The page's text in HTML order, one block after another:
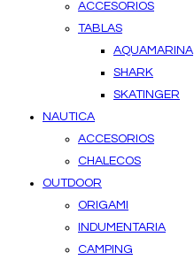
ACCESORIOS
TABLAS
AQUAMARINA
SHARK
SKATINGER
NAUTICA
ACCESORIOS
CHALECOS
OUTDOOR
ORIGAMI
INDUMENTARIA
CAMPING